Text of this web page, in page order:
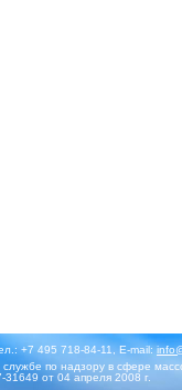
+7 495 718-84-11, E-mail:
по надзору в сфере
от 04 апреля 2008 г.